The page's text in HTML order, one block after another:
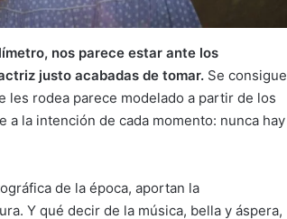
nos parece estar ante los
justo acabadas de tomar. Se consigue
les rodea parece modelado a partir de los
a la intención de cada momento: nunca hay
de la época, aportan la
Y qué decir de la música, bella y áspera,